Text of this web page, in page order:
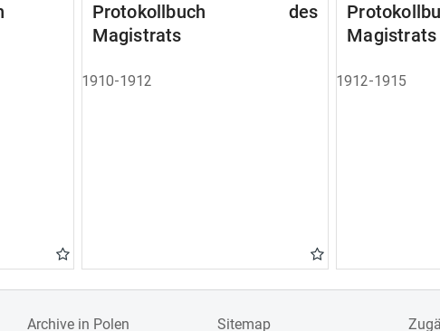
Protokollbuch des
Magistrats
1910-1912
Magistrats
1912-1915
Archive in Polen Sitemap